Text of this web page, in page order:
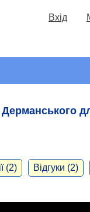
Вхід
(2) Відгуки (2)